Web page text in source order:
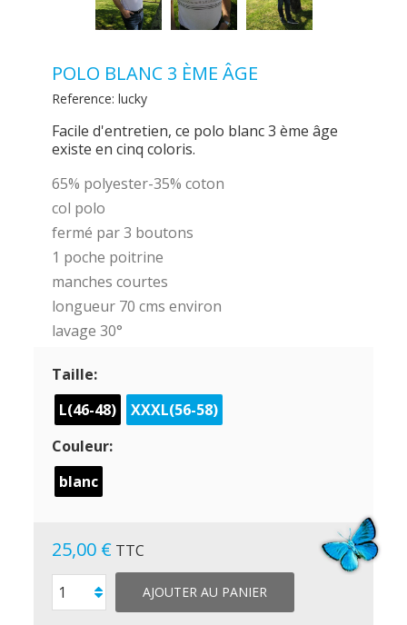
POLO BLANC 3 ÈME ÂGE
Reference: lucky
Facile d'entretien, ce polo blanc 3 ème âge
existe en cinq coloris.
65% polyester-35% coton
col polo
fermé par 3 boutons
1 poche poitrine
manches courtes
longueur 70 cms environ
lavage 30°
Taille:
L(46-48)
XXXL(56-58)
Couleur:
blanc
25,00 € TTC
AJOUTER AU PANIER